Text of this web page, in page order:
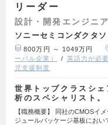
リーダー
設計・開発エンジニ
ソニーセミコンダクタ
800万円 ～ 1049万円
ーバル企業）
英語力が必要
児支援制度
世界トップクラスシ
析のスペシャリスト。
【職務概要】 同社のCMOSイ
ジュールパッケージ基板におい